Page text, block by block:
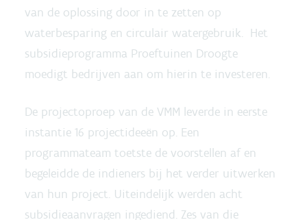
van de oplossing door in te zetten op
waterbesparing en circulair watergebruik. Het
subsidieprogramma Proeftuinen Droogte
moedigt bedrijven aan om hierin te investeren.
De projectoproep van de VMM leverde in eerste
instantie 16 projectideeën op. Een
programmateam toetste de voorstellen af en
begeleidde de indieners bij het verder uitwerken
van hun project. Uiteindelijk werden acht
subsidieaanvragen ingediend. Zes van die